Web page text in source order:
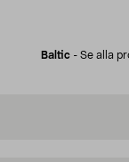
Baltic - Se alla